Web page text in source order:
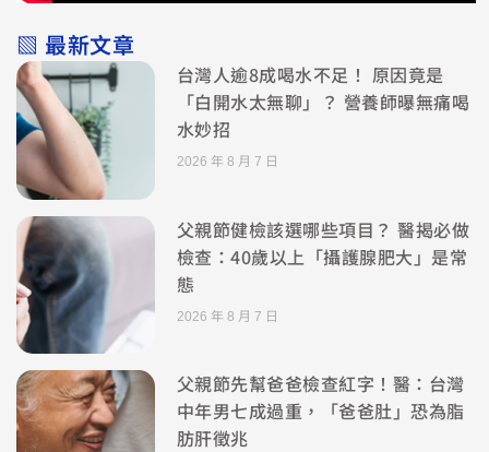
▧ 最新文章
台灣人逾8成喝水不足！ 原因竟是
「白開水太無聊」？ 營養師曝無痛喝
水妙招
2026 年 8 月 7 日
父親節健檢該選哪些項目？ 醫揭必做
檢查：40歲以上「攝護腺肥大」是常
態
2026 年 8 月 7 日
父親節先幫爸爸檢查紅字！醫：台灣
中年男七成過重，「爸爸肚」恐為脂
肪肝徵兆